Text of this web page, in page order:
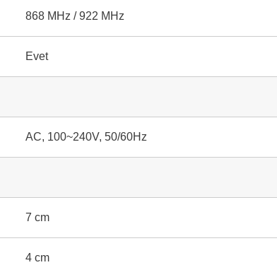
868 MHz / 922 MHz
Evet
AC, 100~240V, 50/60Hz
7 cm
4 cm